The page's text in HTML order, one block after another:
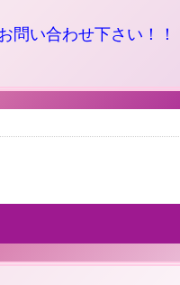
問い合わせ下さい！！